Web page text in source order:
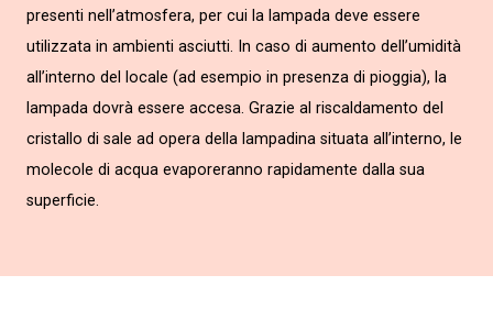
presenti nell’atmosfera, per cui la lampada deve essere
utilizzata in ambienti asciutti. In caso di aumento dell’umidità
all’interno del locale (ad esempio in presenza di pioggia), la
lampada dovrà essere accesa. Grazie al riscaldamento del
cristallo di sale ad opera della lampadina situata all’interno, le
molecole di acqua evaporeranno rapidamente dalla sua
superficie.